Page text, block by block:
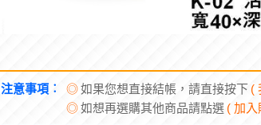
注意事項︰ ◎如果您想直接結帳，請直接按下 (
◎如想再選購其他商品請點選 ( 加入